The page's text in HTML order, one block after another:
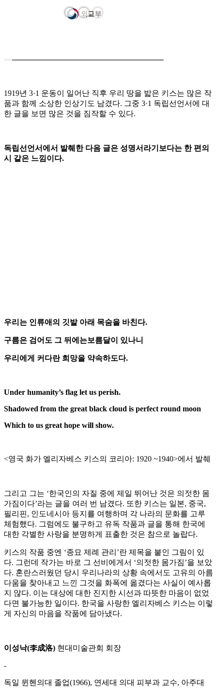
1919년 3·1 운동이 일어난 직후 우리 땅을 밟은 키스는 많은 작
품과 함께 소상한 인상기도 남겼다. 그중 3·1 독립선언서에 대
한 글을 보면 많은 것을 짐작할 수 있다.
독립선언서에서 발췌한 다음 글은 성명서라기보다는 한 편의
시 같은 느낌이다.
우리는 인류애의 깃발 아래 목숨을 바친다.
구름은 검어도 그 뒤에는보름달이 있나니
우리에게 커다란 희망을 약속하도다.
Under humanity’s flag let us perish.
Shadowed from the great black cloud is perfect round moon
Which to us great hope will show.
<영국 화가 엘리자베스 키스의 코리아: 1920 ~1940>에서 발췌
그리고 그는 ‘한국인의 자질 중에 제일 뛰어난 것은 의젓한 몸
가짐이다’라는 글을 여러 번 남겼다. 또한 키스는 일본, 중국,
필리핀, 인도네시아 등지를 여행하며 각 나라의 문화를 고루
체험했다. 그럼에도 불구하고 유독 작품과 글을 통해 한국에
대한 각별한 사랑을 분명하게 표출한 것은 참으로 놀랍다.
키스의 작품 중엔 ‘종묘 제례 관리’란 제목을 붙인 그림이 있
다. 그런데 작가는 바로 그 선비에게서 ‘의젓한 몸가짐’을 보았
다. 혼란스러웠던 당시 우리나라의 상황 속에서도 고유의 아름
다움을 찾아내고 느낀 그것을 화폭에 옮겼다는 사실이 예사롭
지 않다. 이는 대상에 대한 진지한 시선과 따뜻한 마음이 없었
다면 불가능한 일이다. 한국을 사랑한 엘리자베스 키스는 이렇
게 자신의 마음을 작품에 담아냈다.
이성낙(李成洛) 현대미술관회 회장
-
독일 뮌헨의대 졸업(1966), 연세대 의대 피부과 교수, 아주대